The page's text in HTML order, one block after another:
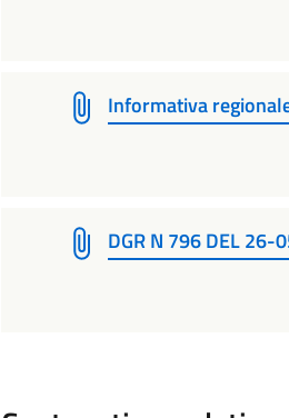
Informativa
DGR N 796 DEL 26-